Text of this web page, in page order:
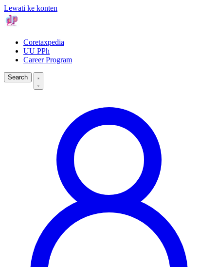
Lewati ke konten
Coretaxpedia
UU PPh
Career Program
Search